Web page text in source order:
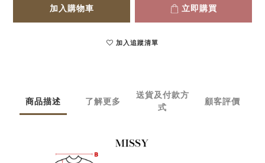
加入購物車 立即購買
加入追蹤清單
商品描述 了解更多
送貨及付款方
式
顧客評價